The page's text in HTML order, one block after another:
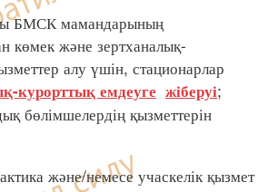
БМСК мамандарының
көмек және зертханалық-
алу үшін, стационарлар
курорттық емдеуге жіберуі;
қызметтерін
және/немесе учаскелік қызмет